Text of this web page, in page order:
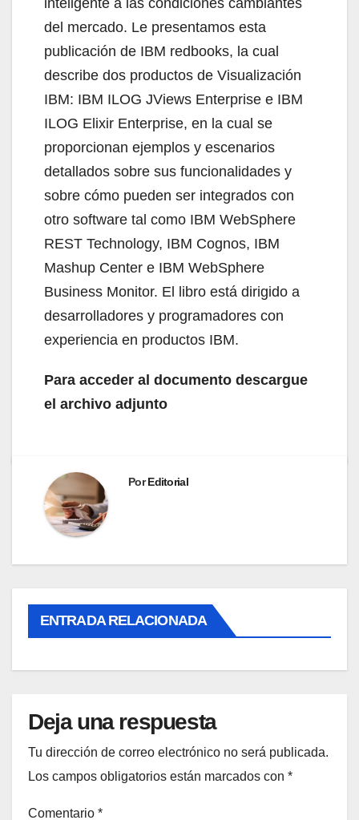
del mercado. Le presentamos esta
publicación de IBM redbooks, la cual
describe dos productos de Visualización
IBM: IBM ILOG JViews Enterprise e IBM
ILOG Elixir Enterprise, en la cual se
proporcionan ejemplos y escenarios
detallados sobre sus funcionalidades y
sobre cómo pueden ser integrados con
otro software tal como IBM WebSphere
REST Technology, IBM Cognos, IBM
Mashup Center e IBM WebSphere
Business Monitor. El libro está dirigido a
desarrolladores y programadores con
experiencia en productos IBM.
Para acceder al documento descargue
el archivo adjunto
PorEditorial
ENTRADA RELACIONADA
Deja una respuesta
Tu dirección de correo electrónico no será publicada.
Los campos obligatorios están marcados con *
Comentario *